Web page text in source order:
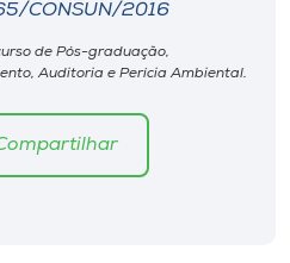
CONSUN/2016
de Pós-graduação,
Auditoria e Perícia Ambiental.